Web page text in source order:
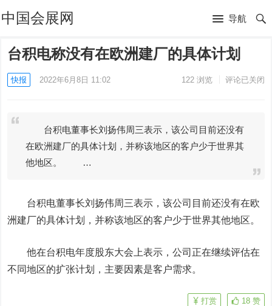
中国会展网 导航
台积电称没有在欧洲建厂的具体计划
快报 2022年6月8日 11:02 122浏览 评论已关闭
台积电董事长刘扬伟周三表示，该公司目前还没有
在欧洲建厂的具体计划，并称该地区的客户少于世界其
他地区。 …
台积电董事长刘扬伟周三表示，该公司目前还没有在欧
洲建厂的具体计划，并称该地区的客户少于世界其他地区。
他在台积电年度股东大会上表示，公司正在继续评估在
不同地区的扩张计划，主要因素是客户需求。
18 赞
打赏